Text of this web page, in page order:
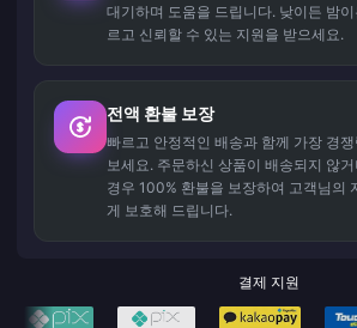
대기하며 도움을 드립니다. 낮이든 밤
르고 신뢰할 수 있는 지원을 받으세요.
전액 환불 보장
빠르고 안정적인 배송과 함께 가장 경
보세요. 주문하신 상품이 배송되지 않
경우 100% 환불을 보장하여 고객님의
게 보호해 드립니다.
결제 지원